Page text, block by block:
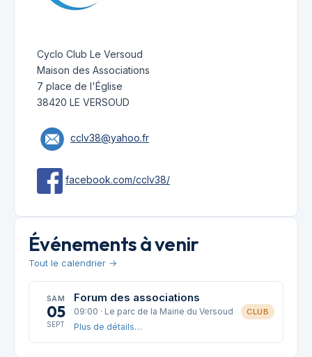
Cyclo Club Le Versoud
Maison des Associations
7 place de l'Église
38420 LE VERSOUD
cclv38@yahoo.fr
facebook.com/cclv38/
Événements à venir
Tout le calendrier →
SAM
05
SEPT
Forum des associations
09:00 · Le parc de la Mairie du Versoud
Plus de détails…
CLUB